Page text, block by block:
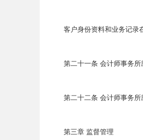
客户身份资料和业务记录
第二十一条 会计师事务所
第二十二条 会计师事务所
第三章 监督管理